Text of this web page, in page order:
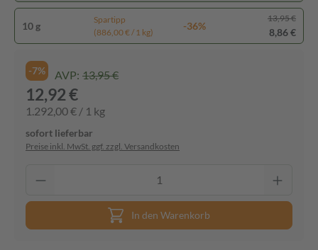
10 g
Spartipp
(886,00 € / 1 kg)
-36%
13,95 €
8,86 €
-7% AVP: 13,95 €
12,92 €
1.292,00 € / 1 kg
sofort lieferbar
Preise inkl. MwSt. ggf. zzgl. Versandkosten
In den Warenkorb